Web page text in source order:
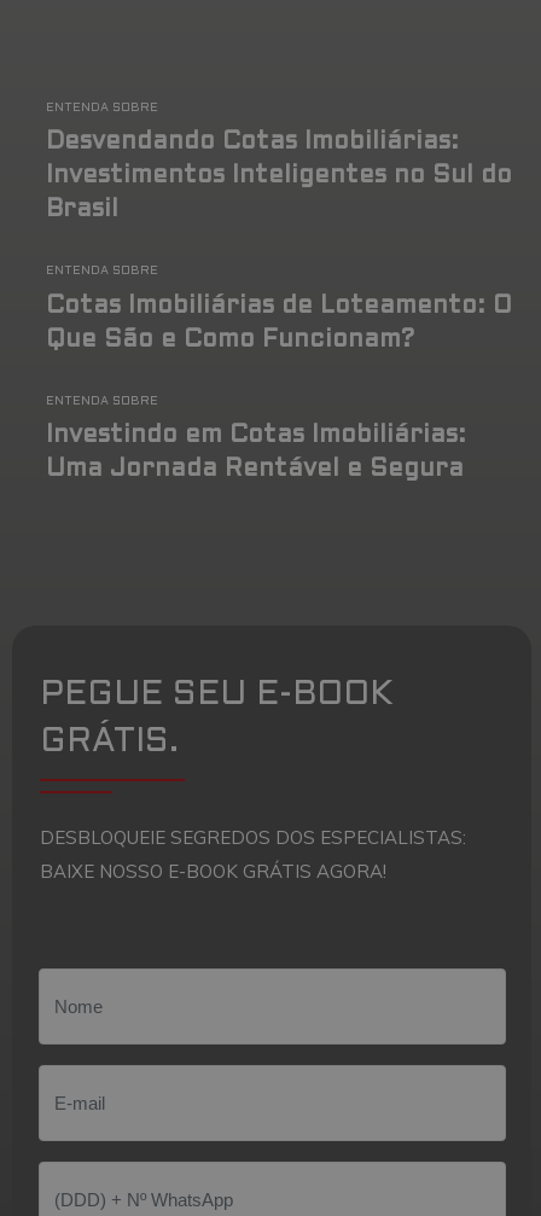
ENTENDA SOBRE
Desvendando Cotas Imobiliárias:
Investimentos Inteligentes no Sul do
Brasil
ENTENDA SOBRE
Cotas Imobiliárias de Loteamento: O
Que São e Como Funcionam?
ENTENDA SOBRE
Investindo em Cotas Imobiliárias:
Uma Jornada Rentável e Segura
PEGUE SEU E-BOOK
GRÁTIS.
DESBLOQUEIE SEGREDOS DOS ESPECIALISTAS:
BAIXE NOSSO E-BOOK GRÁTIS AGORA!